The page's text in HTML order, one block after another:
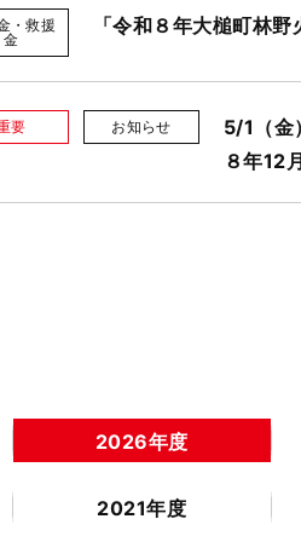
・救援
金
「令和８年大槌町林
要 お知らせ
5/1（金
８年12
2026年度
2021年度